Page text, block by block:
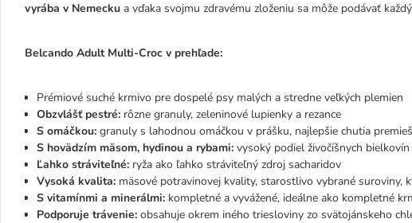
vyrába v Nemecku a vďaka svojmu zdravému zloženiu sa môže podávať
Belcando Adult Multi-Croc v prehľade:
Prémiové suché krmivo pre dospelé psy malých a stredne veľkých plemien
Obzvlášť pestré: rôzne granuly, zeleninové lupienky a rezance
S omáčkou: granuly s lahodnou omáčkou v prášku, najlepšie chutia
S hovädzím mäsom, hydinou a rybami: vysoký podiel živočíšnych
Ľahko stráviteľné: ryža ako ľahko stráviteľný zdroj sacharidov
Vysoká kvalita: mäsové potravinovej kvality, starostlivo vybrané suroviny,
S vitamínmi a minerálmi: kompletné a vyvážené, ideálne ako kompletné
Podporuje trávenie: obsahuje okrem iného triesloviny zo svätojánskeho